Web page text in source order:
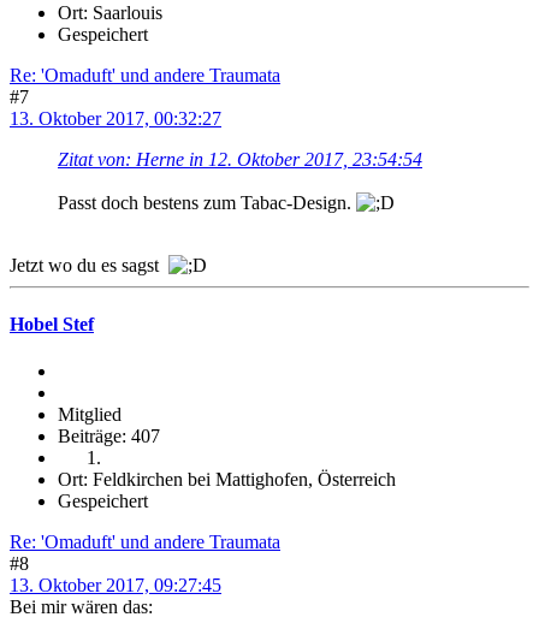
Ort: Saarlouis
Gespeichert
Re: 'Omaduft' und andere Traumata
#7
13. Oktober 2017, 00:32:27
Zitat von: Herne in 12. Oktober 2017, 23:54:54
Passt doch bestens zum Tabac-Design.
Jetzt wo du es sagst
Hobel Stef
Mitglied
Beiträge: 407
Ort: Feldkirchen bei Mattighofen, Österreich
Gespeichert
Re: 'Omaduft' und andere Traumata
#8
13. Oktober 2017, 09:27:45
Bei mir wären das: